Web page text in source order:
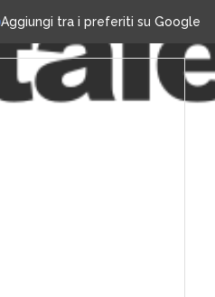
Aggiungi tra i preferiti su Google